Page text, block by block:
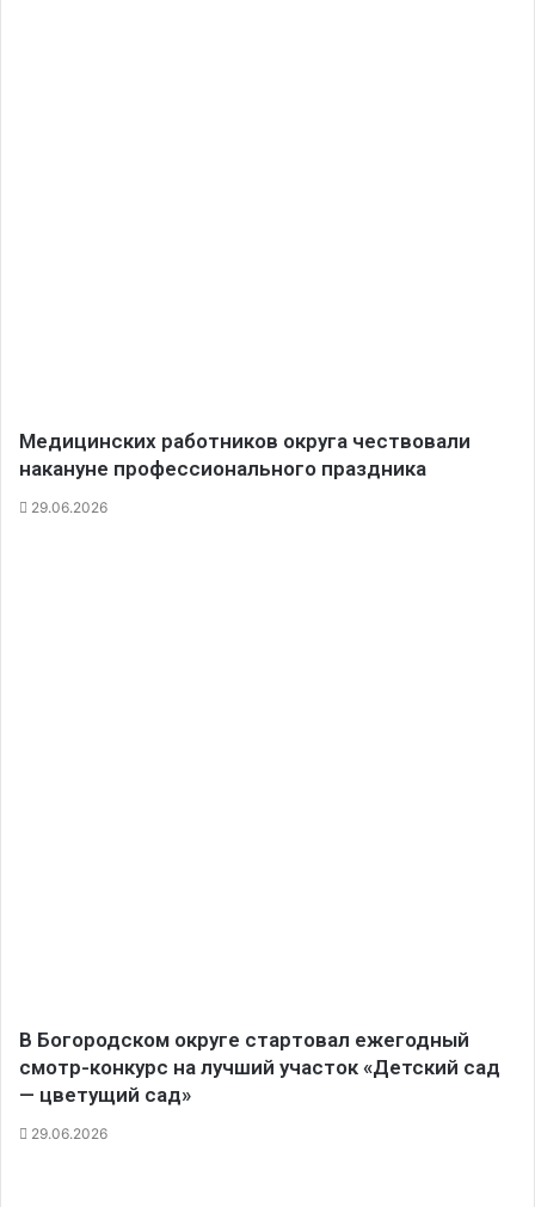
Медицинских работников округа чествовали
накануне профессионального праздника
29.06.2026
В Богородском округе стартовал ежегодный
смотр-конкурс на лучший участок «Детский сад
— цветущий сад»
29.06.2026